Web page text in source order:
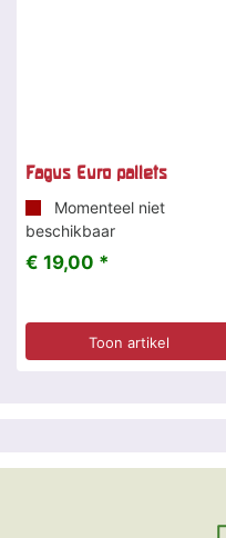
Fagus Euro pallets
Momenteel niet
beschikbaar
€ 19,00 *
Toon artikel